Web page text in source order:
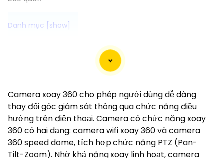
Camera Bullet là dòng camera dưới dạng hình trụ
dài, thường được sử dụng để ghi lại hình ảnh và
video ngoài trời hay những nơi có điều kiện thời tiết
khắc nghiệt. Camera Bullet thường có khả năng
quay đêm, chống nước, chống bụi, và có chất lượng
hình ảnh sắc nét đem đến giải pháp hiệu quả để bảo
vệ an ninh cho gia đình và doanh nghiệp.
Camera xoay 360 cho phép người dùng dễ dàng
thay đổi góc giám sát thông qua chức năng điều
hướng trên điện thoại. Camera có chức năng xoay
360 có hai dạng: camera wifi xoay 360 và camera
360 speed dome, tích hợp chức năng PTZ (Pan-
Tilt-Zoom). Nhờ khả năng xoay linh hoạt, camera